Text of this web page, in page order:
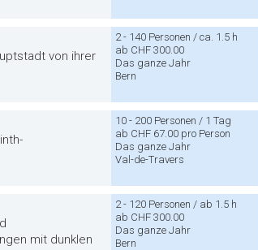
von ihrer
2 - 140 Personen / ca. 1.5 h
ab CHF 300.00
Das ganze Jahr
Bern
10 - 200 Personen / 1 Tag
ab CHF 67.00 pro Person
Das ganze Jahr
Val-de-Travers
mit dunklen
2 - 120 Personen / ab 1.5 h
ab CHF 300.00
Das ganze Jahr
Bern